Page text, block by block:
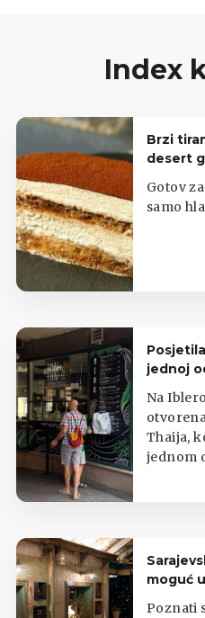
Index
Brzi
desert
Gotov
samo
jednoj
Na
Thaija,
jednom
moguć
Poznati